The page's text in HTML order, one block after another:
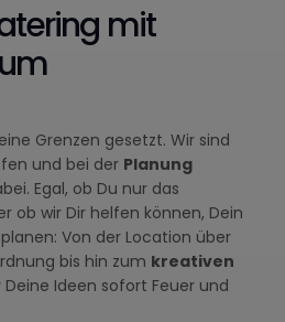
mit
Grenzen gesetzt. Wir sind
und bei der Planung
Egal, ob Du nur das
ob wir Dir helfen können, Dein
Von der Location über
bis hin zum kreativen
Deine Ideen sofort Feuer und